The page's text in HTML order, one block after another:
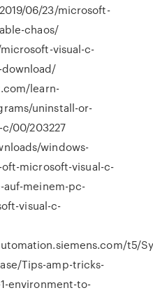
06/23/microsoft-
chaos/
visual-c-
learn-
uninstall-or-
00/203227
windows-
microsoft-visual-c-
meinem-pc-
visual-c-
t5/
Tips-amp-tricks-
environment-to-